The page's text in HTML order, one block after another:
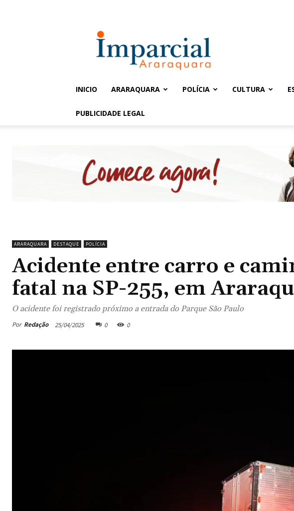
Imparcial
INICIO ARARAQUARA POLÍCIA CULTURA
PUBLICIDADE LEGAL
ARARAQUARA DESTAQUE POLÍCIA
Acidente entre carro e
fatal na SP-255, em
O acidente foi registrado próximo a entrada do Parque São Paulo
Por Redação 25/04/2025 0 0